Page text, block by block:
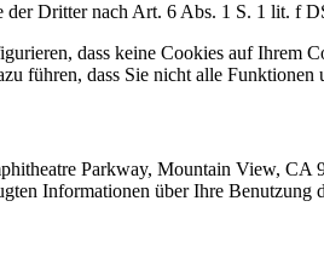
der Dritter nach Art. 6 Abs. 1 S. 1 lit. f
dass keine Cookies auf Ihrem
führen, dass Sie nicht alle Funktionen
Parkway, Mountain View,
Informationen über Ihre Benutzung